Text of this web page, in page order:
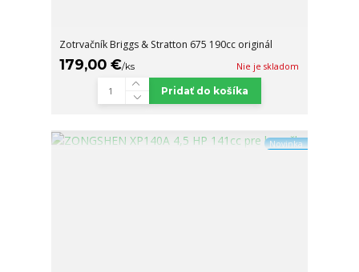
Zotrvačník Briggs & Stratton 675 190cc originál
179,00 €/ks Nie je skladom
Pridať do košíka
Novinka